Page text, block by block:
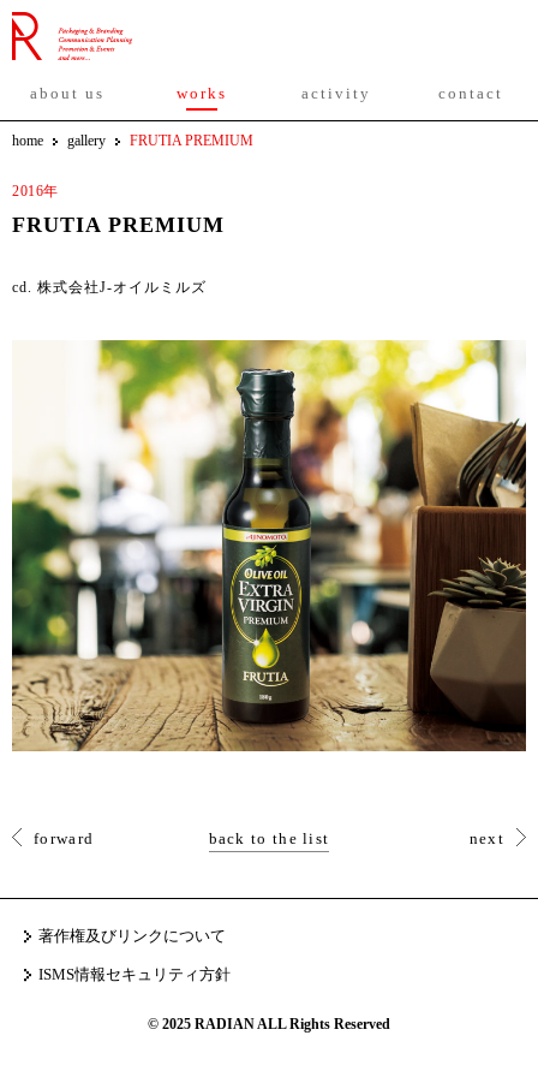
about us works activity contact
home gallery FRUTIA PREMIUM
2016年
FRUTIA PREMIUM
cd. 株式会社J-オイルミルズ
forward back to the list next
著作権及びリンクについて
ISMS情報セキュリティ方針
© 2025 RADIAN ALL Rights Reserved